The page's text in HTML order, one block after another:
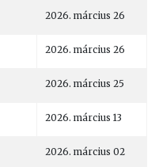
2026. március 26
2026. március 26
2026. március 25
2026. március 13
2026. március 02